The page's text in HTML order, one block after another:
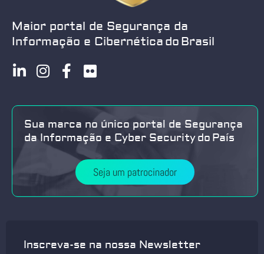
Maior portal de Segurança da
Informação e Cibernética do Brasil
Sua marca no único portal de Segurança
da Informação e Cyber Security do País
Seja um patrocinador
Inscreva-se na nossa Newsletter